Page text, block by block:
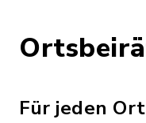
Für jeden